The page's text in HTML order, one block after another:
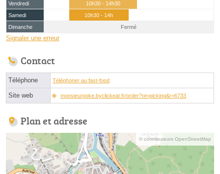
Vendredi
10h30 - 14h30
Samedi
10h30 - 14h
Dimanche
Fermé
Signaler une erreur
Contact
Téléphone Téléphoner au fast-food
Site web monsieurpoke.byclickeat.fr/order?ot=picking&r=6733
Plan et adresse
© contributeurs OpenStreetMap